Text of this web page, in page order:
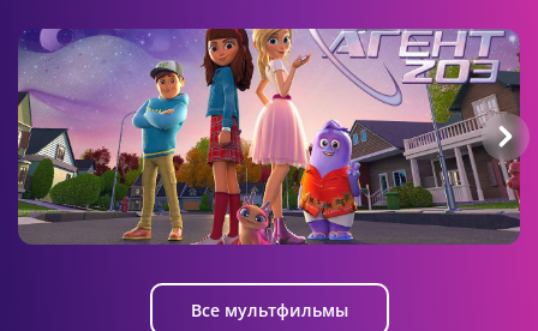
12:02 AM
Пчёлки-шпионки. Миссия выполнима
5 серия
Все мультфильмы